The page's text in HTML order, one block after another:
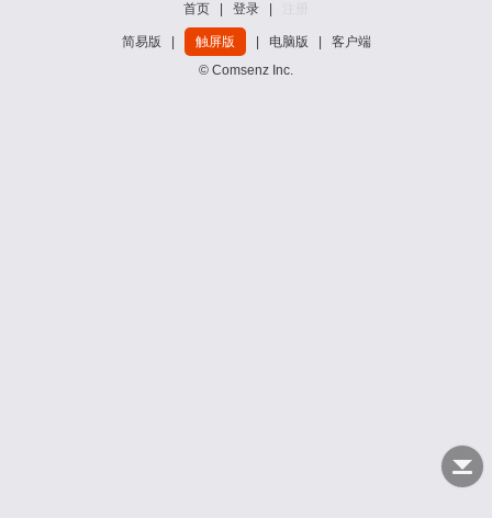
首页 登录
简易版 触屏版 电脑版
客户端
© Comsenz Inc.